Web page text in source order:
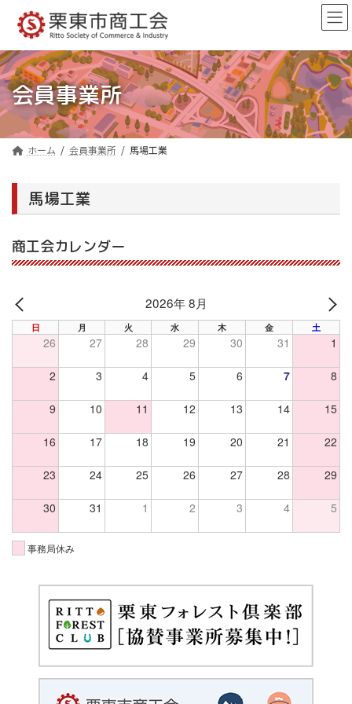
ン
ツ
へ
ス
キ
ッ
ー
シ
ョ
ン
に
移
会員事業所
ホーム 会員事業所 馬場工業
馬場工業
商工会カレンダー
PREV
2026年 8月
日 月 火 水 木 金 土
26 27 28 29 30 31 1
2 3 4 5 6 7 8
9 10 11 12 13 14 15
16 17 18 19 20 21 22
23 24 25 26 27 28 29
30 31 1 2 3 4 5
事務局休み